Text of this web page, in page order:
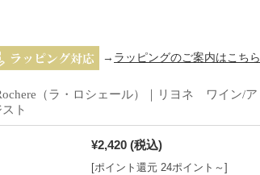
→ ラッピングのご案内はこちら
（ラ・ロシェール）｜リヨネ ワイン/ア
スト
¥2,420 (税込)
[ポイント還元 24ポイント～]